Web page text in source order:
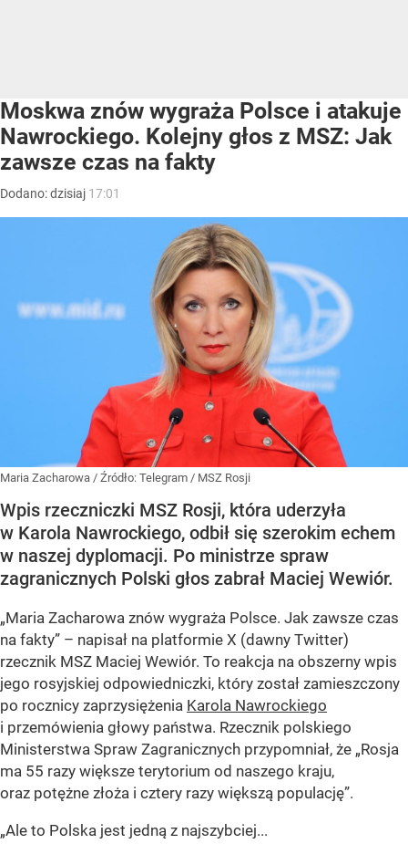
Moskwa znów wygraża Polsce i atakuje
Nawrockiego. Kolejny głos z MSZ: Jak
zawsze czas na fakty
Dodano:dzisiaj 17:01
Maria Zacharowa / Źródło: Telegram / MSZ Rosji
Wpis rzeczniczki MSZ Rosji, która uderzyła
w Karola Nawrockiego, odbił się szerokim echem
w naszej dyplomacji. Po ministrze spraw
zagranicznych Polski głos zabrał Maciej Wewiór.
„Maria Zacharowa znów wygraża Polsce. Jak zawsze czas
na fakty” – napisał na platformie X (dawny Twitter)
rzecznik MSZ Maciej Wewiór. To reakcja na obszerny wpis
jego rosyjskiej odpowiedniczki, który został zamieszczony
po rocznicy zaprzysiężenia Karola Nawrockiego
i przemówienia głowy państwa. Rzecznik polskiego
Ministerstwa Spraw Zagranicznych przypomniał, że „Rosja
ma 55 razy większe terytorium od naszego kraju,
oraz potężne złoża i cztery razy większą populację”.
„Ale to Polska jest jedną z najszybciej...